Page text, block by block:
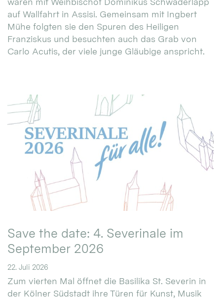
auf Wallfahrt in Assisi. Gemeinsam mit Ingbert
Mühe folgten sie den Spuren des Heiligen
Franziskus und besuchten auch das Grab von
Carlo Acutis, der viele junge Gläubige anspricht.
Save the date: 4. Severinale im
September 2026
22. Juli 2026
Zum vierten Mal öffnet die Basilika St. Severin in
der Kölner Südstadt ihre Türen für Kunst, Musik